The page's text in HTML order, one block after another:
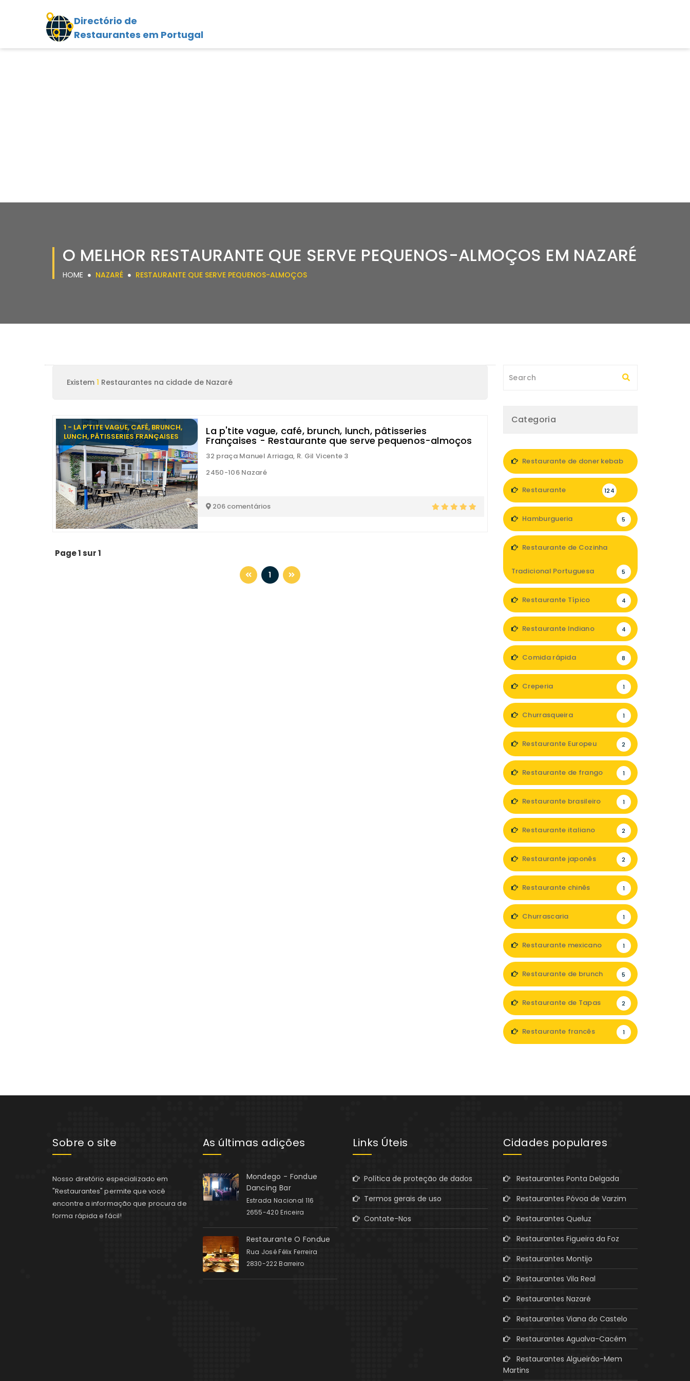
Directório de
Restaurantes em Portugal
O MELHOR RESTAURANTE QUE SERVE PEQUENOS-ALMOÇOS EM NAZARÉ
HOME NAZARÉ RESTAURANTE QUE SERVE PEQUENOS-ALMOÇOS
Existem 1 Restaurantes na cidade de Nazaré
1 - LA P'TITE VAGUE, CAFÉ, BRUNCH,
LUNCH, PÂTISSERIES FRANÇAISES
La p'tite vague, café, brunch, lunch, pâtisseries
Françaises - Restaurante que serve pequenos-almoços
32 praça Manuel Arriaga, R. Gil Vicente 3
2450-106 Nazaré
206 comentários
Page 1 sur 1
1
Categoria
Restaurante de doner kebab
Restaurante 124
Hamburgueria 5
Restaurante de Cozinha
Tradicional Portuguesa 5
Restaurante Típico 4
Restaurante Indiano 4
Comida rápida 8
Creperia 1
Churrasqueira 1
Restaurante Europeu 2
Restaurante de frango 1
Restaurante brasileiro 1
Restaurante italiano 2
Restaurante japonês 2
Restaurante chinês 1
Churrascaria 1
Restaurante mexicano 1
Restaurante de brunch 5
Restaurante de Tapas 2
Restaurante francês 1
Sobre o site
Nosso diretório especializado em
"Restaurantes" permite que você
encontre a informação que procura de
forma rápida e fácil!
As últimas adições
Mondego - Fondue
Dancing Bar
Estrada Nacional 116
2655-420 Ericeira
Restaurante O Fondue
Rua José Félix Ferreira
2830-222 Barreiro
Links Úteis
Política de proteção de dados
Termos gerais de uso
Contate-Nos
Cidades populares
Restaurantes Ponta Delgada
Restaurantes Póvoa de Varzim
Restaurantes Queluz
Restaurantes Figueira da Foz
Restaurantes Montijo
Restaurantes Vila Real
Restaurantes Nazaré
Restaurantes Viana do Castelo
Restaurantes Agualva-Cacém
Restaurantes Algueirão-Mem
Martins